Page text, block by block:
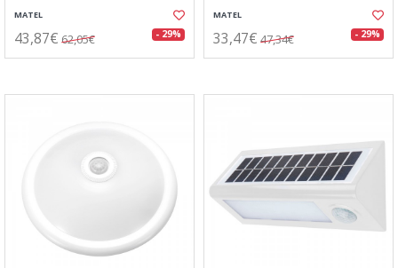
MATEL
43,87€ 62,05€ - 29%
MATEL
33,47€ 47,34€ - 29%